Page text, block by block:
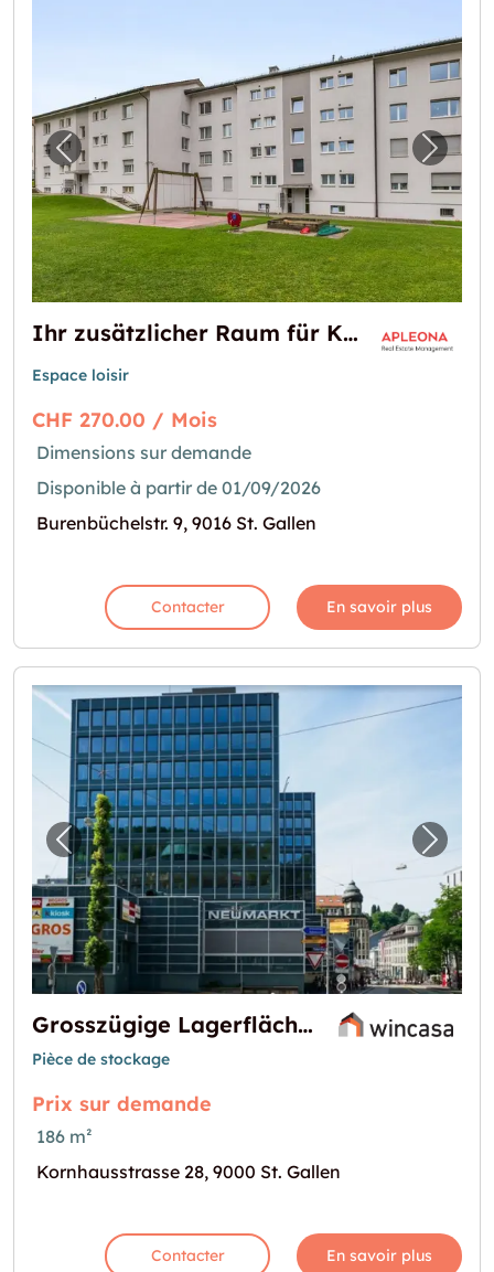
Image précédente pour "Ihr zusätzlicher
Ihr zusätzlicher Raum für Kreativität und Stauraum
Espace loisir
CHF 270.00 / Mois
Dimensions sur demande
Disponible à partir de 01/09/2026
Burenbüchelstr. 9, 9016 St. Gallen
Contacter En savoir plus
Image précédente pour "Grosszügige
Grosszügige Lagerfläche im pulsierenden Einkaufszentrum Neumarkt
Pièce de stockage
Prix sur demande
186 m²
Kornhausstrasse 28, 9000 St. Gallen
Contacter En savoir plus